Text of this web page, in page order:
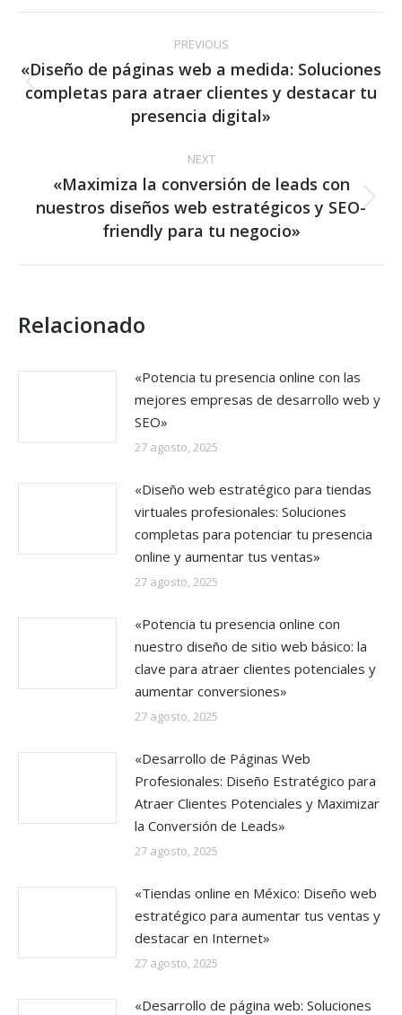
navigation
PREVIOUS
Previous
post:
«Diseño de páginas web a medida: Soluciones
completas para atraer clientes y destacar tu
presencia digital»
NEXT
Next
post:
«Maximiza la conversión de leads con
nuestros diseños web estratégicos y SEO-
friendly para tu negocio»
Relacionado
«Potencia tu presencia online con las
mejores empresas de desarrollo web y
SEO»
27 agosto, 2025
«Diseño web estratégico para tiendas
virtuales profesionales: Soluciones
completas para potenciar tu presencia
online y aumentar tus ventas»
27 agosto, 2025
«Potencia tu presencia online con
nuestro diseño de sitio web básico: la
clave para atraer clientes potenciales y
aumentar conversiones»
27 agosto, 2025
«Desarrollo de Páginas Web
Profesionales: Diseño Estratégico para
Atraer Clientes Potenciales y Maximizar
la Conversión de Leads»
27 agosto, 2025
«Tiendas online en México: Diseño web
estratégico para aumentar tus ventas y
destacar en Internet»
27 agosto, 2025
«Desarrollo de página web: Soluciones